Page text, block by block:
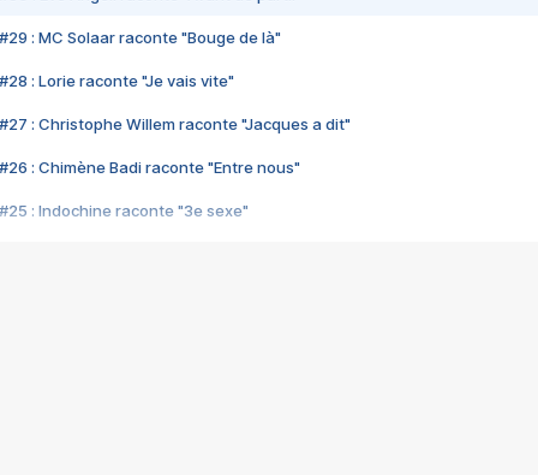
#29 : MC Solaar raconte "Bouge de là"
#28 : Lorie raconte "Je vais vite"
#27 : Christophe Willem raconte "Jacques a dit"
#26 : Chimène Badi raconte "Entre nous"
#25 : Indochine raconte "3e sexe"